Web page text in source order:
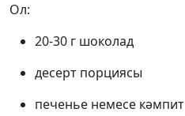
Ол:
20-30 г шоколад
десерт порциясы
печенье немесе кәмпит